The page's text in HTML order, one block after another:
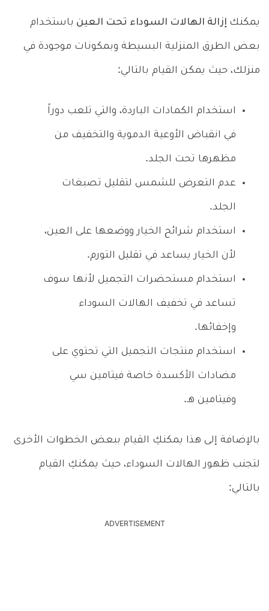
يمكنك إزالة الهالات السوداء تحت العين باستخدام
بعض الطرق المنزلية البسيطة وبمكونات موجودة في
منزلك، حيث يمكن القيام بالتالي:
استخدام الكمادات الباردة، والتي تلعب دوراً
في انقباض الأوعية الدموية والتخفيف من
مظهرها تحت الجلد.
عدم التعرض للشمس لتقليل تصبغات
الجلد.
استخدام شرائح الخيار ووضعها على العين،
لأن الخيار يساعد في تقليل التورم.
استخدام مستحضرات التجميل لأنها سوف
تساعد في تخفيف الهالات السوداء
وإخفائها.
استخدام منتجات التجميل التي تحتوي على
مضادات الأكسدة خاصة فيتامين سي
وفيتامين هـ.
بالإضافة إلى هذا يمكنكِ القيام ببعض الخطوات الأخرى
لتجنب ظهور الهالات السوداء، حيث يمكنكِ القيام
بالتالي:
ADVERTISEMENT